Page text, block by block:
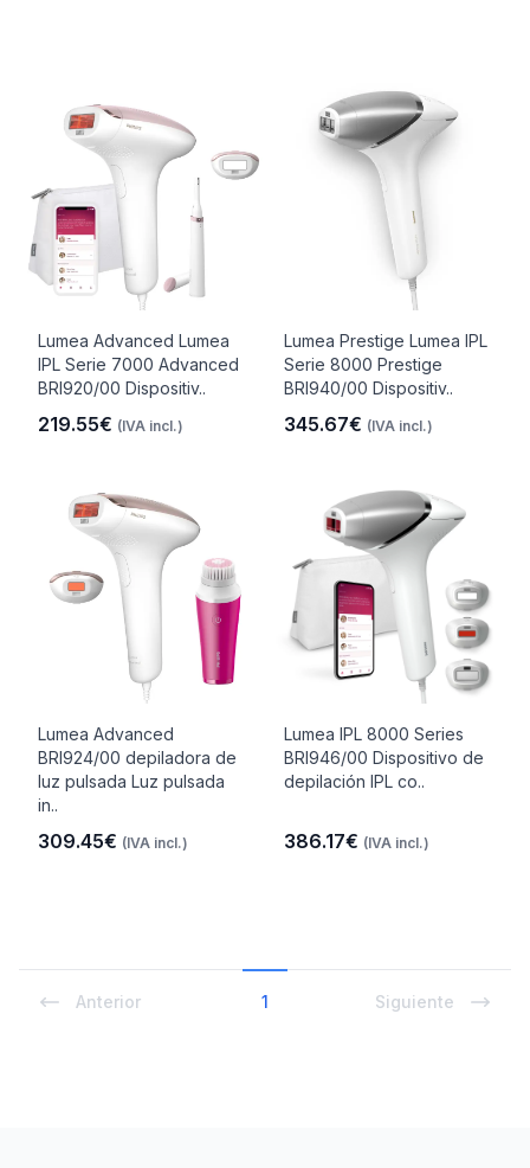
Lumea Advanced Lumea
IPL Serie 7000 Advanced
BRI920/00 Dispositiv..
219.55€ (IVA incl.)
Lumea Prestige Lumea IPL
Serie 8000 Prestige
BRI940/00 Dispositiv..
345.67€ (IVA incl.)
Lumea Advanced
BRI924/00 depiladora de
luz pulsada Luz pulsada
in..
309.45€ (IVA incl.)
Lumea IPL 8000 Series
BRI946/00 Dispositivo de
depilación IPL co..
386.17€ (IVA incl.)
Anterior 1 Siguiente